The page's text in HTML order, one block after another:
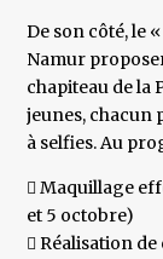
De son côté, le
Namur
chapiteau de la
jeunes, chacun
à selfies. Au
 Maquillage
et 5 octobre)
 Réalisation